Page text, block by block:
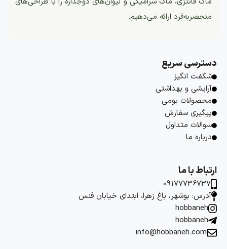
منحصربه‌فرد ارائه می‌دهیم.
دسترسی سریع
شگفت انگیز
آرایشی و بهداشتی
محصولات بومی
پیگیری سفارش
سوالات متداول
درباره ما
ارتباط با ما
09177736737
آدرس: بوشهر، باغ زهرا، ابتدای خیابان فنس
hobbaneh
hobbaneh
info@hobbaneh.com